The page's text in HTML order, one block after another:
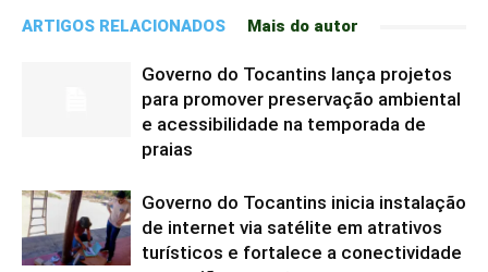
ARTIGOS RELACIONADOS Mais do autor
Governo do Tocantins lança projetos
para promover preservação ambiental
e acessibilidade na temporada de
praias
Governo do Tocantins inicia instalação
de internet via satélite em atrativos
turísticos e fortalece a conectividade